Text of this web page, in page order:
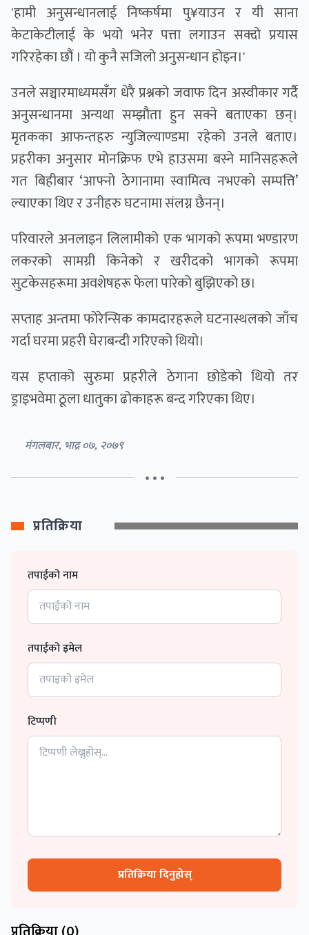
'हामी अनुसन्धानलाई निष्कर्षमा पु¥याउन र यी साना
केटाकेटीलाई के भयो भनेर पत्ता लगाउन सक्दो प्रयास
गरिरहेका छौं । यो कुनै सजिलो अनुसन्धान होइन।'
उनले सञ्चारमाध्यमसँग धेरै प्रश्नको जवाफ दिन अस्वीकार गर्दै
अनुसन्धानमा अन्यथा सम्झौता हुन सक्ने बताएका छन्।
मृतकका आफन्तहरु न्युजिल्याण्डमा रहेको उनले बताए।
प्रहरीका अनुसार मोनक्रिफ एभे हाउसमा बस्ने मानिसहरूले
गत बिहीबार ‘आफ्नो ठेगानामा स्वामित्व नभएको सम्पत्ति’
ल्याएका थिए र उनीहरु घटनामा संलग्न छैनन्।
परिवारले अनलाइन लिलामीको एक भागको रूपमा भण्डारण
लकरको सामग्री किनेको र खरीदको भागको रूपमा
सुटकेसहरूमा अवशेषहरू फेला पारेको बुझिएको छ।
सप्ताह अन्तमा फोरेन्सिक कामदारहरूले घटनास्थलको जाँच
गर्दा घरमा प्रहरी घेराबन्दी गरिएको थियो।
यस हप्ताको सुरुमा प्रहरीले ठेगाना छोडेको थियो तर
ड्राइभवेमा ठूला धातुका ढोकाहरू बन्द गरिएका थिए।
मंगलबार, भाद्र ०७, २०७९
• • •
प्रतिक्रिया
तपाईको नाम
तपाईको इमेल
टिप्पणी
प्रतिक्रिया दिनुहोस्